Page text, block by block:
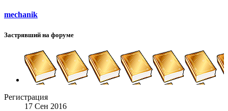
mechanik
Застрявший на форуме
Регистрация
17 Сен 2016